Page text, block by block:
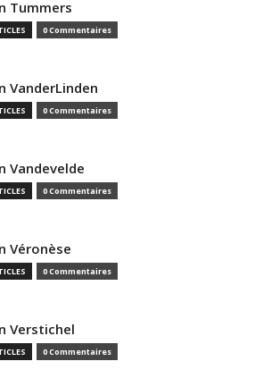
Tummers
0 Commentaires
VanderLinden
0 Commentaires
Vandevelde
0 Commentaires
Véronèse
0 Commentaires
Verstichel
0 Commentaires